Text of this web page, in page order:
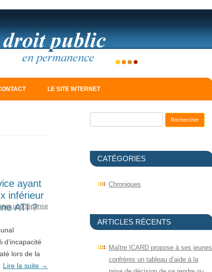
LE SITE INTERNET
ayant
inférieur
ATI ?
une réponse
lors de la
Lire la suite →
CATÉGORIES
Chroniques
ARTICLES RÉCENTS
Maître ICARD propose à ses jeunes
confrères un tableau d’aide à la